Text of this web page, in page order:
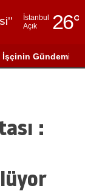
İstanbul
Açık
26°
Adıyaman
Amasya
Antalya
İşçinin Gündemi
: